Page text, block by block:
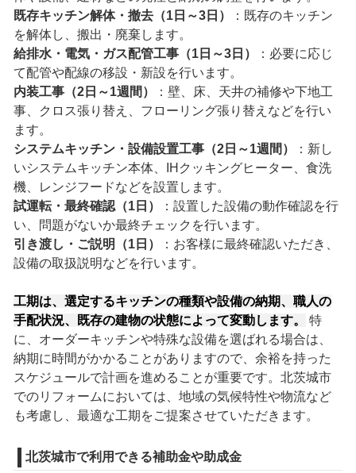
既存キッチン解体・撤去（1日～3日）
：既存のキッチン
を解体し、搬出・廃棄します。
給排水・電気・ガス配管工事（1日～3日）
：必要に応じ
て配管や配線の移設・新設を行います。
内装工事（2日～1週間）
：壁、床、天井の補修や下地工
事、クロス張り替え、フローリング張り替えなどを行い
ます。
システムキッチン・設備設置工事（2日～1週間）
：新し
いシステムキッチン本体、IHクッキングヒーター、食洗
機、レンジフードなどを設置します。
試運転・最終確認（1日）
：設置した設備の動作確認を行
い、問題がないか最終チェックを行います。
引き渡し・ご説明（1日）
：お客様に最終確認いただき、
設備の取扱説明などを行います。
工期は、選定するキッチンの種類や設備の納期、職人の
手配状況、既存の建物の状態によって変動します。
特
に、オーダーキッチンや特殊な設備を選ばれる場合は、
納期に時間がかかることがありますので、余裕を持った
スケジュールで計画を進めることが重要です。北茨城市
でのリフォームにおいては、地域の気候特性や物流など
も考慮し、最適な工期をご提案させていただきます。
北茨城市で利用できる補助金や助成金